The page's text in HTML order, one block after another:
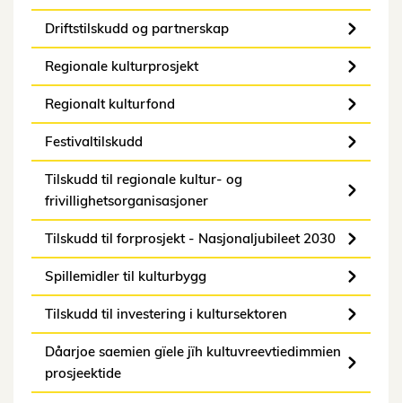
Driftstilskudd og partnerskap
Regionale kulturprosjekt
Regionalt kulturfond
Festivaltilskudd
Tilskudd til regionale kultur- og
frivillighetsorganisasjoner
Tilskudd til forprosjekt - Nasjonaljubileet 2030
Spillemidler til kulturbygg
Tilskudd til investering i kultursektoren
Dåarjoe saemien gïele jïh kultuvreevtiedimmien
prosjeektide